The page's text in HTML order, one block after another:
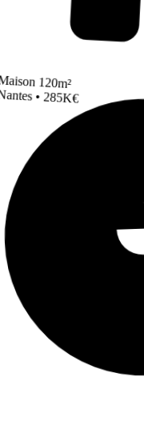
120m²
• 285K€